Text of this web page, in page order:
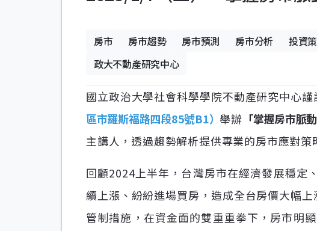
房市
房市趨勢 房市預測 房市分析 投資
政大不動產研究中心
國立政治大學社會科學學院不動產研究中心謹
區市羅斯福路四段85號B1）舉辦 「掌握房市脈
主講人，透過趨勢解析提供專業的房市應對策
回顧2024上半年，台灣房市在經濟發展穩定
續上漲、紛紛進場買房，造成全台房價大幅
管制措施，在資金面的雙重重拳下，房市明